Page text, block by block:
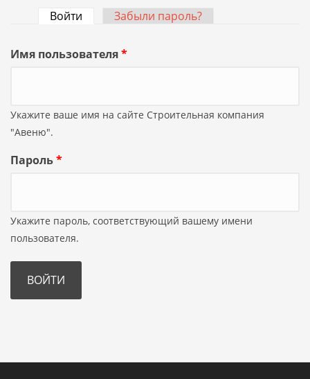
Войти (активная вкладка)
Забыли пароль?
Имя пользователя*
Укажите ваше имя на сайте Строительная компания
"Авеню".
Пароль*
Укажите пароль, соответствующий вашему имени
пользователя.